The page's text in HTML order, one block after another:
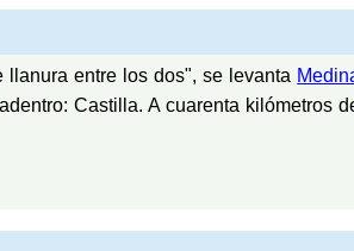
entre los dos", se levanta
Castilla. A cuarenta kilómetros